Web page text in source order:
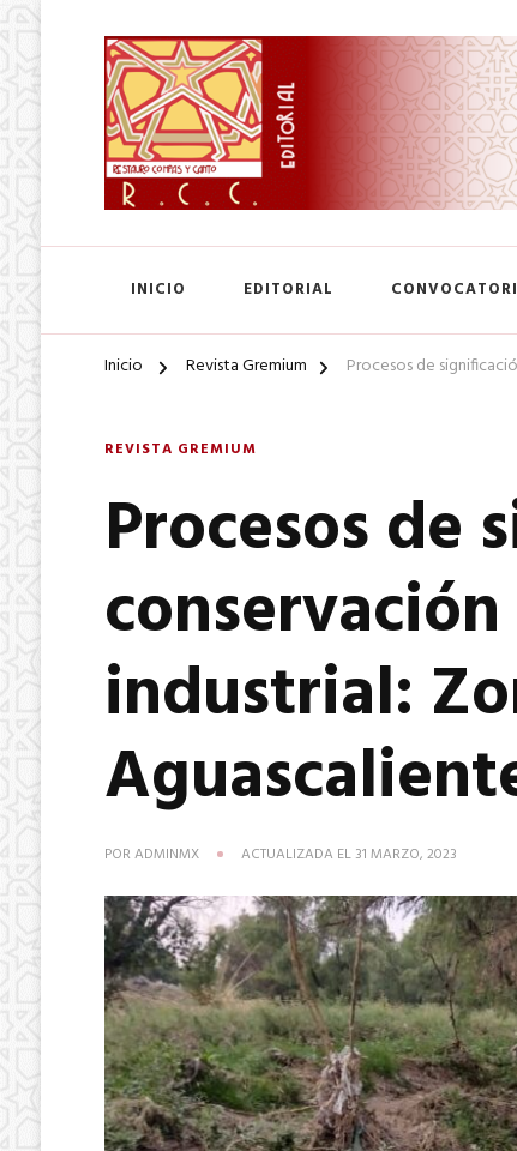
INICIO EDITORIAL
Inicio Revista Gremium Procesos de
REVISTA GREMIUM
Procesos de
industrial:
POR ADMINMX ACTUALIZADA EL 31 MARZO, 2023